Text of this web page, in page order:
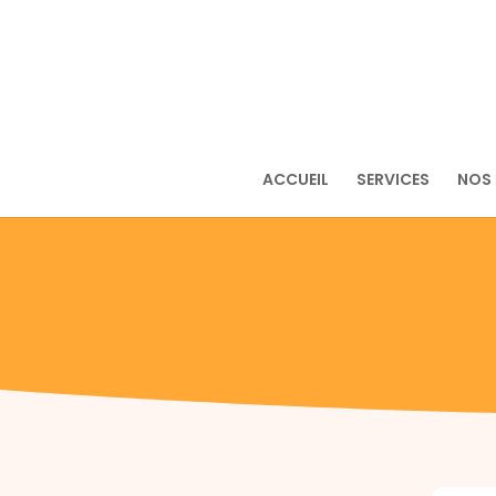
ACCUEIL SERVICES